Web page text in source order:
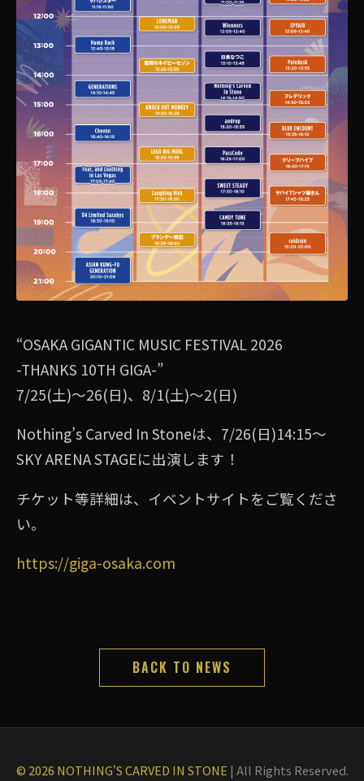
“OSAKA GIGANTIC MUSIC FESTIVAL 2026
-THANKS 10TH GIGA-”
7/25(土)〜26(日)、8/1(土)〜2(日)
Nothing’s Carved In Stoneは、7/26(日)14:15〜
SKY ARENA STAGEに出演します！
チケット等詳細は、イベントサイトをご覧くださ
い。
https://giga-osaka.com
BACK TO NEWS
© 2026 NOTHING'S CARVED IN STONE | All Rights Reserved.